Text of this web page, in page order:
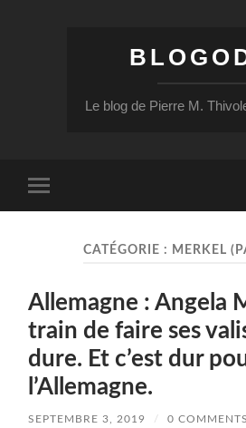
Le blog de Pierre M.
mobile
CATÉGORIE : MERKEL
Allemagne : Angela
train de faire ses
dure. Et c’est dur
l’Allemagne.
SEPTEMBRE 3, 2019 / 0 COMMENTS